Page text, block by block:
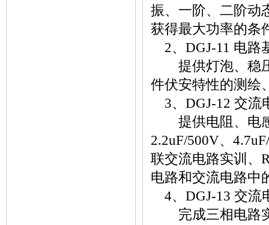
振、一阶、二阶动
获得最大功率的条
2、DGJ-11 电路
提供灯泡、稳压
件伏安特性的测绘
3、DGJ-12 交流
提供电阻、电感
2.2uF/500V、
联交流电路实训、
电路和交流电路中
4、DGJ-13 交流
完成三相电路实